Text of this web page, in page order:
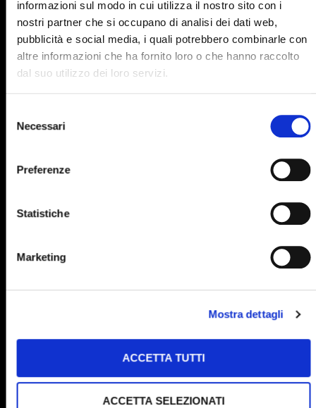
informazioni sul modo in cui utilizza il nostro sito con i
nostri partner che si occupano di analisi dei dati web,
pubblicità e social media, i quali potrebbero combinarle con
altre informazioni che ha fornito loro o che hanno raccolto
dal suo utilizzo dei loro servizi.
delNecessari
Preferenze
Statistiche
Marketing
Mostra dettagli
ACCETTA TUTTI
ACCETTA SELEZIONATI
900
901 902 903
904
905
906 907
915
925
929
940
944
953
954
955
956 957 958
959
962 963